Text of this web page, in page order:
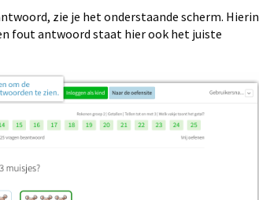
zie je het onderstaande scherm. Hierin
fout antwoord staat hier ook het juiste